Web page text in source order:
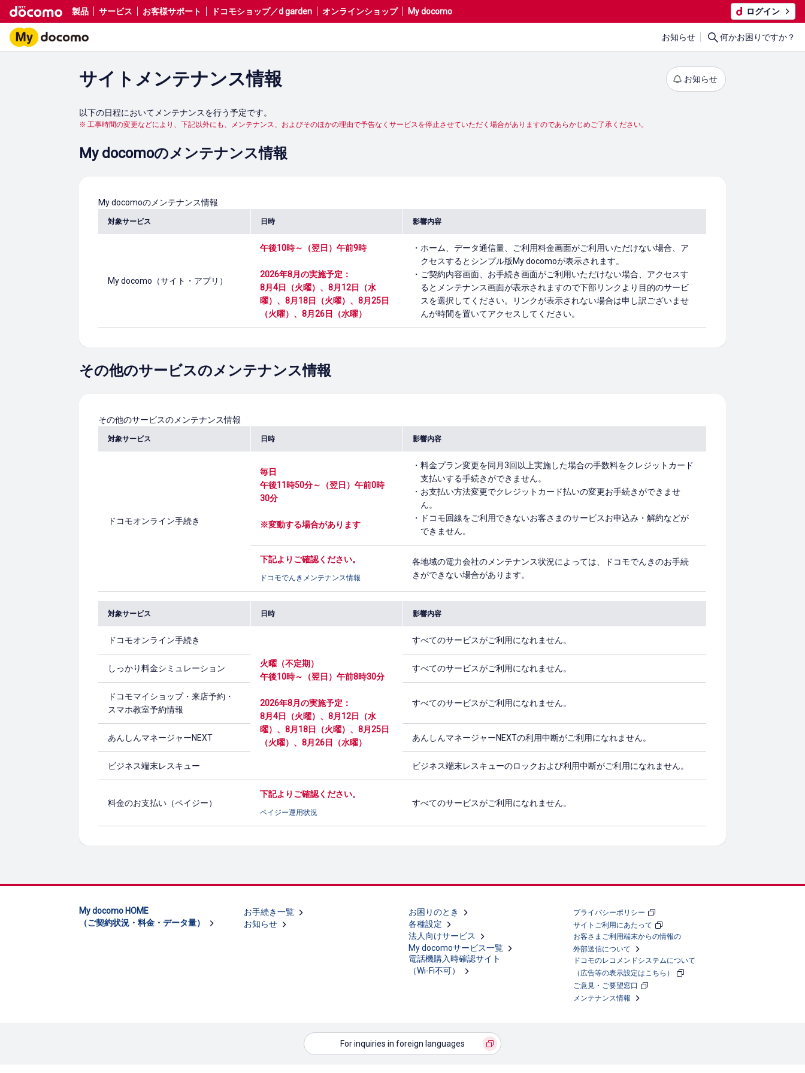
製品 サービス お客様サポート ドコモショップ／d garden オンラインショップ My docomo ログイン
お知らせ 何かお困りですか？
サイトメンテナンス情報 お知らせ
以下の日程においてメンテナンスを行う予定です。
工事時間の変更などにより、下記以外にも、メンテナンス、およびそのほかの理由で予告なくサービスを停止させていただく場合がありますのであらかじめご了承ください。
My docomoのメンテナンス情報
My docomoのメンテナンス情報
対象サービス 日時 影響内容
My docomo（サイト・アプリ）
午後10時～（翌日）午前9時
2026年8月の実施予定：
8月4日（火曜）、8月12日（水
曜）、8月18日（火曜）、8月25日
（火曜）、8月26日（水曜）
ホーム、データ通信量、ご利用料金画面がご利用いただけない場合、ア
クセスするとシンプル版My docomoが表示されます。
ご契約内容画面、お手続き画面がご利用いただけない場合、アクセスす
るとメンテナンス画面が表示されますので下部リンクより目的のサービ
スを選択してください。リンクが表示されない場合は申し訳ございませ
んが時間を置いてアクセスしてください。
その他のサービスのメンテナンス情報
その他のサービスのメンテナンス情報
対象サービス 日時 影響内容
ドコモオンライン手続き
毎日
午後11時50分～（翌日）午前0時
30分
※変動する場合があります
料金プラン変更を同月3回以上実施した場合の手数料をクレジットカード
支払いする手続きができません。
お支払い方法変更でクレジットカード払いの変更お手続きができませ
ん。
ドコモ回線をご利用できないお客さまのサービスお申込み・解約などが
できません。
下記よりご確認ください。
ドコモでんきメンテナンス情報
各地域の電力会社のメンテナンス状況によっては、ドコモでんきのお手続
きができない場合があります。
対象サービス 日時 影響内容
ドコモオンライン手続き
火曜（不定期）
午後10時～（翌日）午前8時30分
2026年8月の実施予定：
8月4日（火曜）、8月12日（水
曜）、8月18日（火曜）、8月25日
（火曜）、8月26日（水曜）
すべてのサービスがご利用になれません。
しっかり料金シミュレーション すべてのサービスがご利用になれません。
ドコモマイショップ・来店予約・
スマホ教室予約情報
すべてのサービスがご利用になれません。
あんしんマネージャーNEXT あんしんマネージャーNEXTの利用中断がご利用になれません。
ビジネス端末レスキュー ビジネス端末レスキューのロックおよび利用中断がご利用になれません。
料金のお支払い（ペイジー）
下記よりご確認ください。
ペイジー運用状況
すべてのサービスがご利用になれません。
My docomo HOME
（ご契約状況・料金・データ量）
お手続き一覧
お知らせ
お困りのとき
各種設定
法人向けサービス
My docomoサービス一覧
電話機購入時確認サイト
（Wi-Fi不可）
プライバシーポリシー
サイトご利用にあたって
お客さまご利用端末からの情報の
外部送信について
ドコモのレコメンドシステムについて
（広告等の表示設定はこちら）
ご意見・ご要望窓口
メンテナンス情報
For inquiries in foreign languages